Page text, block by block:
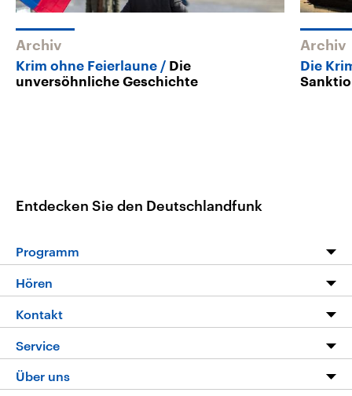
Archiv
Krim ohne Feierlaune
Die
unversöhnliche Geschichte
Archiv
Die
Entdecken Sie den Deutschlandfunk
Programm
Die Nachrichten
Nachrichtenleicht
Neue Beiträge auf dlf.de
Hören
Livestream
Podcasts
Deutschlandfunk App
Kontakt
Service
FAQ
Über uns